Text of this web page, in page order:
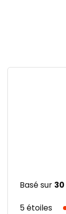
Basé sur 30
5 étoiles